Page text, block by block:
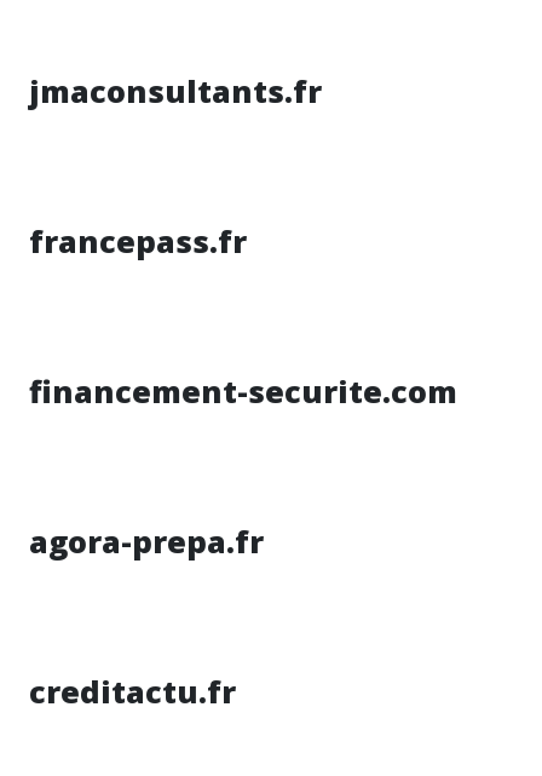
jmaconsultants.fr
francepass.fr
financement-securite.com
agora-prepa.fr
creditactu.fr